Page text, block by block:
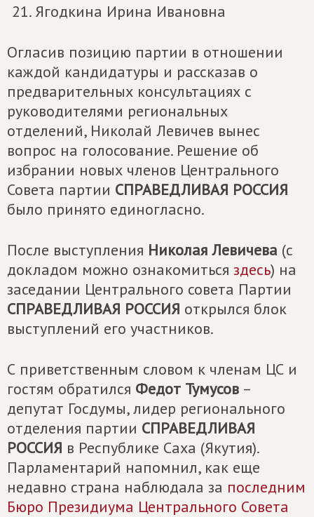
Ягодкина Ирина Ивановна
Огласив позицию партии в отношении
каждой кандидатуры и рассказав о
предварительных консультациях с
руководителями региональных
отделений, Николай Левичев вынес
вопрос на голосование. Решение об
избрании новых членов Центрального
Совета партии СПРАВЕДЛИВАЯ РОССИЯ
было принято единогласно.
После выступления Николая Левичева (с
докладом можно ознакомиться здeсь) на
заседании Центрального совета Партии
СПРАВЕДЛИВАЯ РОССИЯ открылся блок
выступлений его участников.
С приветственным словом к членам ЦС и
гостям обратился Федот Тумусов –
депутат Госдумы, лидер регионального
отделения партии СПРАВЕДЛИВАЯ
РОССИЯ в Республике Саха (Якутия).
Парламентарий напомнил, как еще
недавно страна наблюдала за последним
Бюро Президиума Центрального Совета